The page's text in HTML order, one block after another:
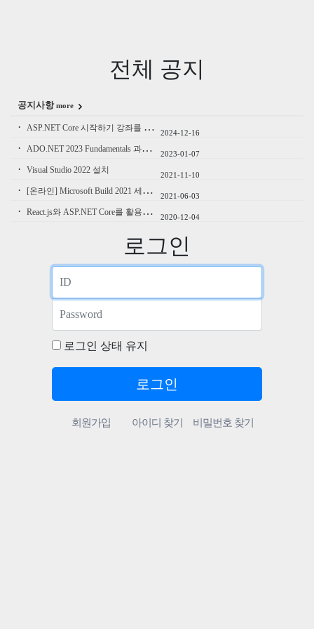
전체 공지
공지사항more
· ASP.NET Core 시작하기 강좌를 오픈합니다.
2024-12-16
· ADO.NET 2023 Fundamentals 과정을 오픈합니다.
2023-01-07
· Visual Studio 2022 설치
2021-11-10
· [온라인] Microsoft Build 2021 세션 함께보기 행사 참여
2021-06-03
· React.js와 ASP.NET Core를 활용한 풀스택 웹개발 강의 오픈
2020-12-04
로그인
로그인 상태 유지
회원가입 아이디 찾기 비밀번호 찾기